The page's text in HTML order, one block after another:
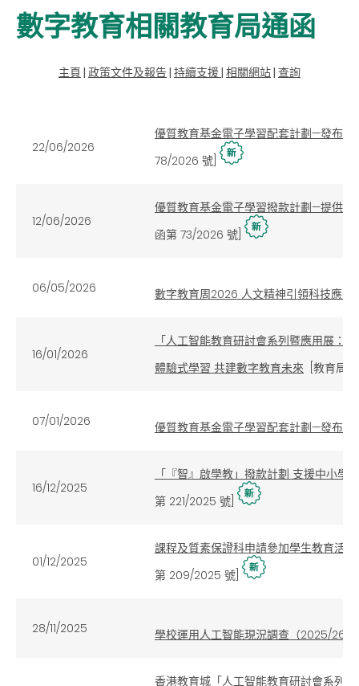
數字教育相關教育局通函
主頁 | 政策文件及報告| 持續支援| 相關網站| 查詢
22/06/2026
優質教育基金電子學習配套計劃—發布
78/2026 號]
12/06/2026
優質教育基金電子學習撥款計劃—提供
函第 73/2026 號]
06/05/2026 數字教育周2026 人文精神引領科技應用
16/01/2026
「人工智能教育研討會系列暨應用展：
體驗式學習 共建數字教育未來
教育局
07/01/2026 優質教育基金電子學習配套計劃—發布
16/12/2025
「『智』啟學教」撥款計劃 支援中小學
第 221/2025 號
01/12/2025
課程及質素保證科申請參加學生教育活
第 209/2025 號
28/11/2025 學校運用人工智能現況調查（2025/26
香港教育城「人工智能教育研討會系列